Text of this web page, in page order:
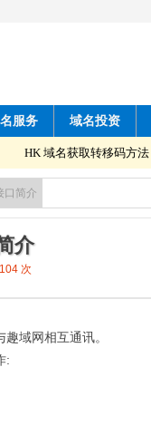
服务 域名投资
HK 域名获取转移码方法
口简介
介
次
域网相互通讯。
: